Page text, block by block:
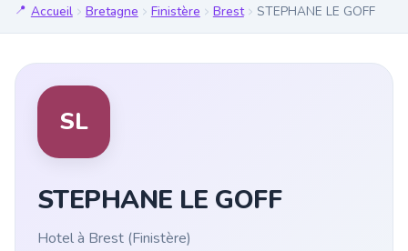
Accueil Bretagne Finistère Brest STEPHANE LE GOFF
SL
STEPHANE LE GOFF
Hotel à Brest (Finistère)